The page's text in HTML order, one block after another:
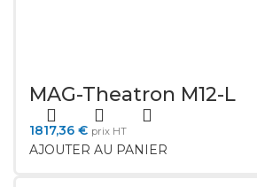
MAG-Theatron M12-L
1817,36 € prix HT
AJOUTER AU PANIER